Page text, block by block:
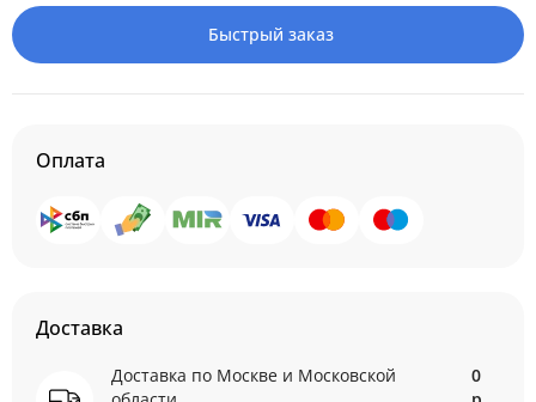
Быстрый заказ
Оплата
Доставка
Доставка по Москве и Московской
0